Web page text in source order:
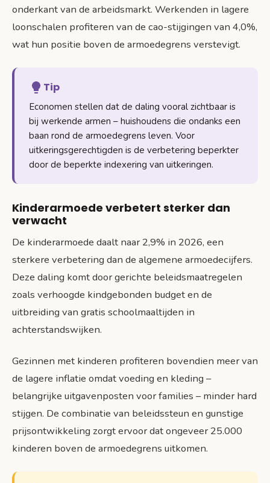
onderkant van de arbeidsmarkt. Werkenden in lagere
loonschalen profiteren van de cao-stijgingen van 4,0%,
wat hun positie boven de armoedegrens verstevigt.
Tip
Economen stellen dat de daling vooral zichtbaar is
bij werkende armen – huishoudens die ondanks een
baan rond de armoedegrens leven. Voor
uitkeringsgerechtigden is de verbetering beperkter
door de beperkte indexering van uitkeringen.
Kinderarmoede verbetert sterker dan
verwacht
De kinderarmoede daalt naar 2,9% in 2026, een
sterkere verbetering dan de algemene armoedecijfers.
Deze daling komt door gerichte beleidsmaatregelen
zoals verhoogde kindgebonden budget en de
uitbreiding van gratis schoolmaaltijden in
achterstandswijken.
Gezinnen met kinderen profiteren bovendien meer van
de lagere inflatie omdat voeding en kleding –
belangrijke uitgavenposten voor families – minder hard
stijgen. De combinatie van beleidssteun en gunstige
prijsontwikkeling zorgt ervoor dat ongeveer 25.000
kinderen boven de armoedegrens uitkomen.